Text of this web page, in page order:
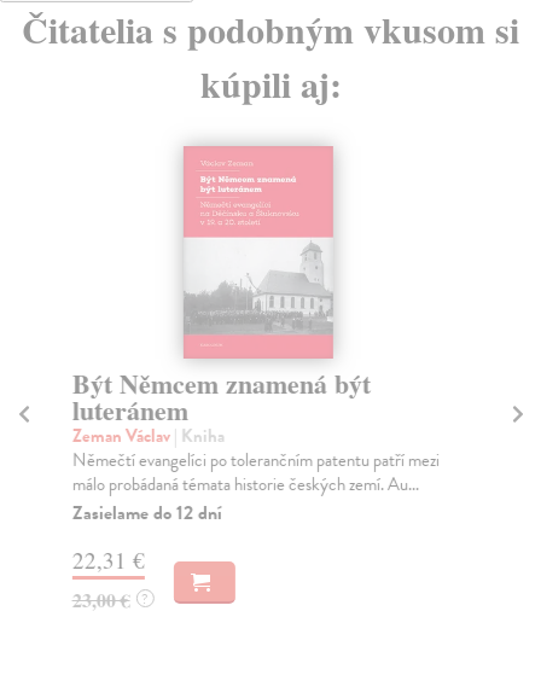
Čitatelia s podobným vkusom si
kúpili aj:
Být Němcem znamená být
luteránem
Zeman Václav| Kniha
Němečtí evangelíci po tolerančním patentu patří mezi
málo probádaná témata historie českých zemí. Au...
Zasielame do 12 dní
22,31 €
23,00 € ?